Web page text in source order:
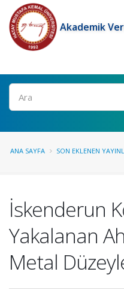
Akademik
Ara
ANA SAYFA SON EKLENEN
İskenderun
Yakalanan
Metal